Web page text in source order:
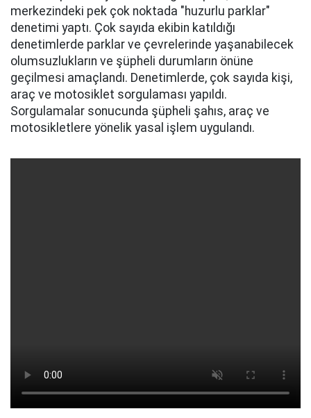
merkezindeki pek çok noktada "huzurlu parklar"
denetimi yaptı. Çok sayıda ekibin katıldığı
denetimlerde parklar ve çevrelerinde yaşanabilecek
olumsuzlukların ve şüpheli durumların önüne
geçilmesi amaçlandı. Denetimlerde, çok sayıda kişi,
araç ve motosiklet sorgulaması yapıldı.
Sorgulamalar sonucunda şüpheli şahıs, araç ve
motosikletlere yönelik yasal işlem uygulandı.